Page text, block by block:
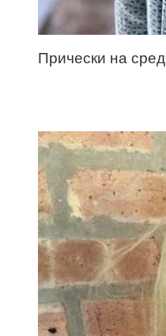
Прически на